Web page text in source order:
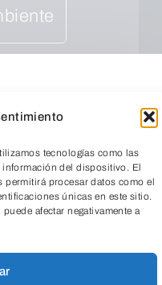
tecnologías como las
información del dispositivo. El
permitirá procesar datos como el
únicas en este sitio.
afectar negativamente a
TeleEntradas